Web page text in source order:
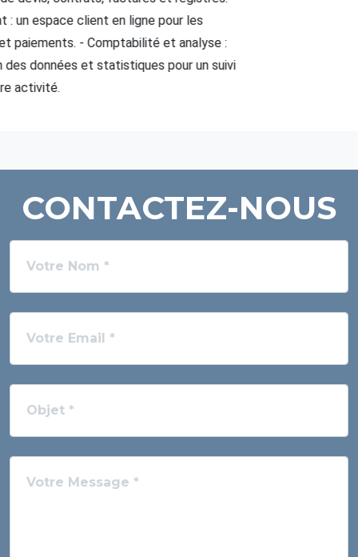
conformément à lapolitique de confidentialitéde France
Petsitters.
Vous êtes amené.e à communiquer des informations personnelles. Les informations que vous
transmettez sont à l'usage de France Petsitters pour des fins statistiques et/ou de bénévoles et/ou